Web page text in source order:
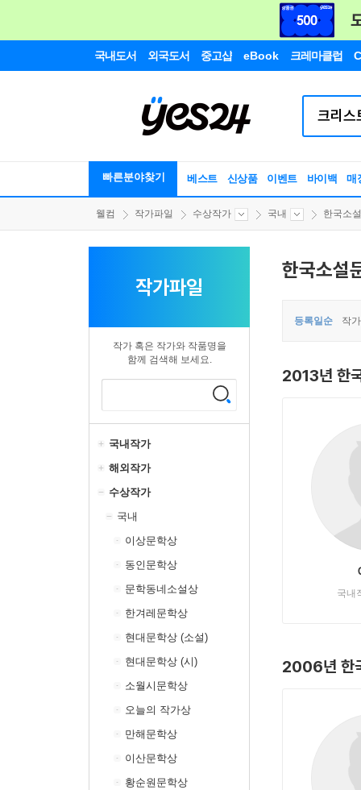
국내도서 외국도서 중고샵 eBook 크레마클럽
빠른분야찾기 베스트 신상품 이벤트 바이백 매
웰컴 작가파일 수상작가 국내 한국소
작가파일
작가 혹은 작가와 작품명을
함께 검색해 보세요.
국내작가
해외작가
수상작가
국내
이상문학상
동인문학상
문학동네소설상
한겨레문학상
현대문학상 (소설)
현대문학상 (시)
소월시문학상
오늘의 작가상
만해문학상
이산문학상
황순원문학상
한국소설
등록일순 작
2013년 한
국내
2006년 한